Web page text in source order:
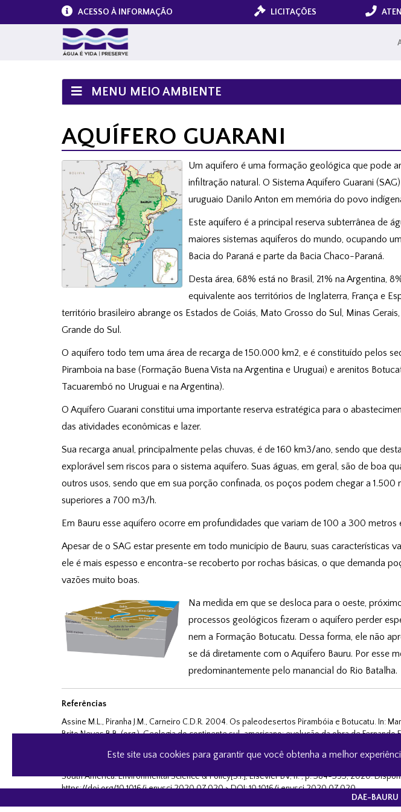
Este site usa cookies para garantir que você obtenha a melhor
ACESSO À INFORMAÇÃO LICITAÇÕES
MENU MEIO AMBIENTE
AQUÍFERO GUARANI
Um aquífero é uma formação geológica que pode
infiltração natural. O Sistema Aquífero Guarani
uruguaio Danilo Anton em memória do povo
Este aquífero é a principal reserva subterrânea de
maiores sistemas aquíferos do mundo, ocupando
Bacia do Paraná e parte da Bacia Chaco-Paraná.
Desta área, 68% está no Brasil, 21% na Argentina,
equivalente aos territórios de Inglaterra, França e
território brasileiro abrange os Estados de Goiás, Mato Grosso do Sul, Minas
Grande do Sul.
O aquífero todo tem uma área de recarga de 150.000 km2, e é constituído pelos
Piramboia na base (Formação Buena Vista na Argentina e Uruguai) e arenitos
Tacuarembó no Uruguai e na Argentina).
O Aquífero Guarani constitui uma importante reserva estratégica para o
das atividades econômicas e lazer.
Sua recarga anual, principalmente pelas chuvas, é de 160 km3/ano, sendo que
explorável sem riscos para o sistema aquífero. Suas águas, em geral, são de boa
outros usos, sendo que em sua porção confinada, os poços podem chegar a
superiores a 700 m3/h.
Em Bauru esse aquífero ocorre em profundidades que variam de 100 a 300
Apesar de o SAG estar presente em todo município de Bauru, suas características
ele é mais espesso e encontra-se recoberto por rochas básicas, o que demanda
vazões muito boas.
Na medida em que se desloca para o oeste,
processos geológicos fizeram o aquífero perder
nem a Formação Botucatu. Dessa forma, ele não
se dá diretamente com o Aquífero Bauru. Por esse
predominantemente pelo manancial do Rio Batalha.
Referências
Assine M.L., Piranha J.M., Carneiro C.D.R. 2004. Os paleodesertos Pirambóia e Botucatu. In:
Brito Neves B.B. (org.). Geologia do continente sul-americano: evolução da obra de Fernando
South America. Environmental Science & Policy[S.l.], Elsevier BV, n. , p. 384-393, 2020.
https://doi.org/10.1016/j.envsci.2020.07.020 > DOI: 10.1016/j.envsci.2020.07.020.
DAE-BAURU